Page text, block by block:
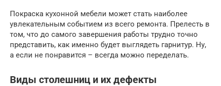
Покраска кухонной мебели может стать наиболее
увлекательным событием из всего ремонта. Прелесть в
том, что до самого завершения работы трудно точно
представить, как именно будет выглядеть гарнитур. Ну,
а если не понравится – всегда можно переделать.
Виды столешниц и их дефекты